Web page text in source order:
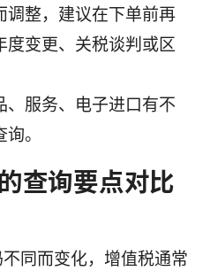
调整，建议在下单前再
度变更、关税谈判或区
、服务、电子进口有不
。
查询要点对比
同而变化，增值税通常